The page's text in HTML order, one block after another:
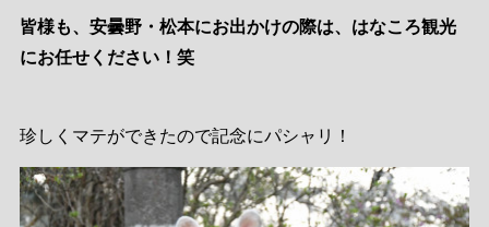
皆様も、安曇野・松本にお出かけの際は、はなころ観光
にお任せください！笑
珍しくマテができたので記念にパシャリ！